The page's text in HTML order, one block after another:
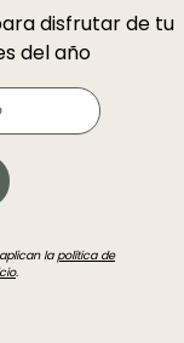
disfrutar de tu
del año
la política de
.